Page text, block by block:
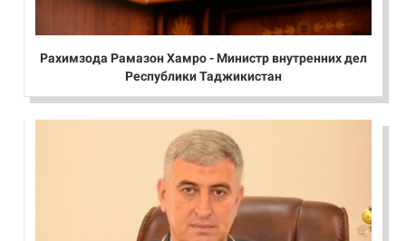
Рахимзода Рамазон Хамро - Министр внутренних дел
Республики Таджикистан